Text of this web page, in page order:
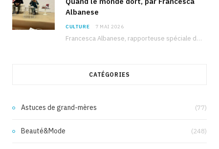
Albanese
CULTURE 7 MAI 2026
Francesca Albanese, rapporteuse spéciale de l’ONU sur les territoires palestiniens occupés, était à Tunis pour…
CATÉGORIES
Astuces de grand-mères (77)
Beauté&Mode (248)